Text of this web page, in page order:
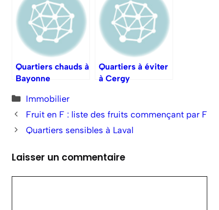
Quartiers chauds à
Bayonne
Quartiers à éviter
à Cergy
Catégories
Immobilier
Fruit en F : liste des fruits commençant par F
Quartiers sensibles à Laval
Laisser un commentaire